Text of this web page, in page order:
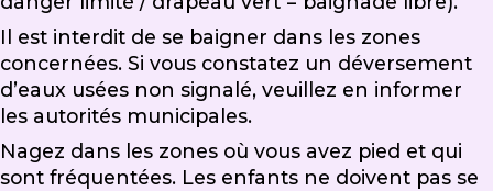
Il est interdit de se baigner dans les zones
concernées. Si vous constatez un déversement
d’eaux usées non signalé, veuillez en informer
les autorités municipales.
Nagez dans les zones où vous avez pied et qui
sont fréquentées. Les enfants ne doivent pas se